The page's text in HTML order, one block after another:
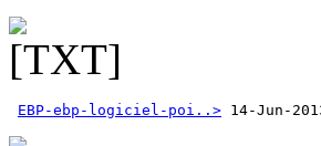
EBP-ebp-logiciel-poi..>